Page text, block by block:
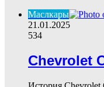
Маслкары
21.01.2025
534
Chevrolet